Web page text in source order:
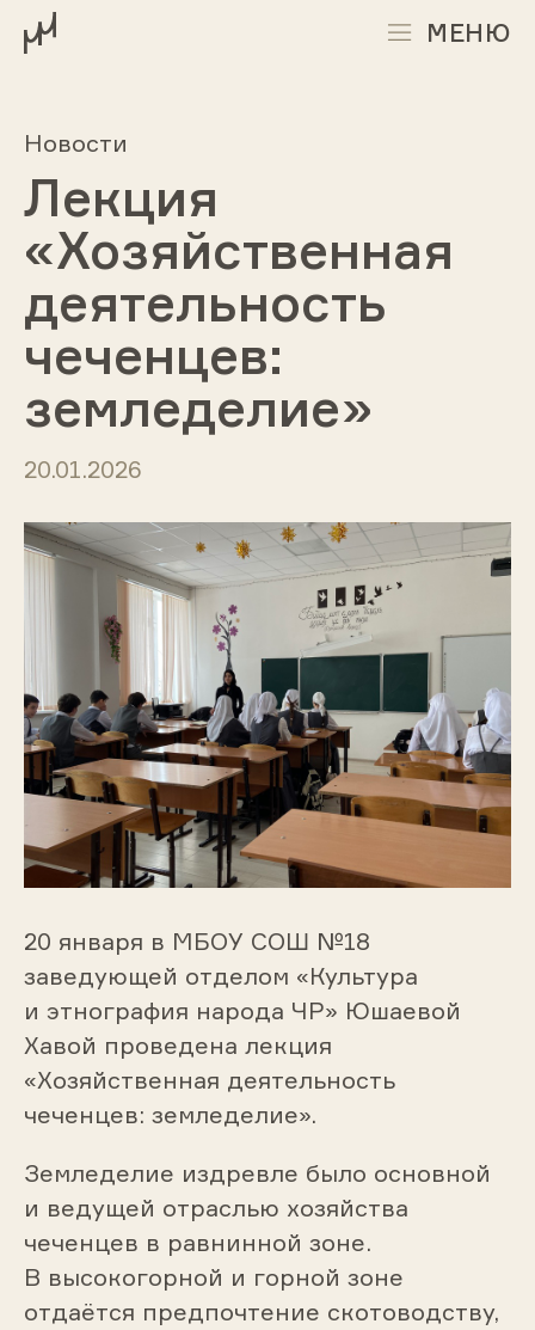
МЕНЮ
Новости
Лекция
«Хозяйственная
деятельность
чеченцев:
земледелие»
20.01.2026
20 января в МБОУ СОШ №18
заведующей отделом «Культура
и этнография народа ЧР» Юшаевой
Хавой проведена лекция
«Хозяйственная деятельность
чеченцев: земледелие».
Земледелие издревле было основной
и ведущей отраслью хозяйства
чеченцев в равнинной зоне.
В высокогорной и горной зоне
отдаётся предпочтение скотоводству,